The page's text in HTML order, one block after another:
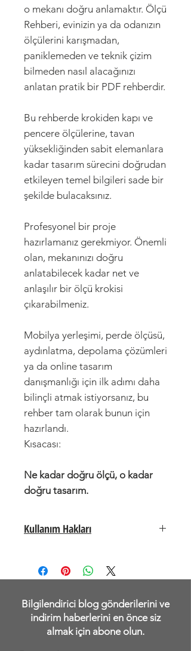
o mekanı doğru anlamaktır. Ölçü
Rehberi, evinizin ya da odanızın
ölçülerini karışmadan,
paniklemeden ve teknik çizim
bilmeden nasıl alacağınızı
anlatan pratik bir PDF rehberdir.
Bu rehberde krokiden kapı ve
pencere ölçülerine, tavan
yüksekliğinden sabit elemanlara
kadar tasarım sürecini doğrudan
etkileyen temel bilgileri sade bir
şekilde bulacaksınız.
Profesyonel bir proje
hazırlamanız gerekmiyor. Önemli
olan, mekanınızı doğru
anlatabilecek kadar net ve
anlaşılır bir ölçü krokisi
çıkarabilmeniz.
Mobilya yerleşimi, perde ölçüsü,
aydınlatma, depolama çözümleri
ya da online tasarım
danışmanlığı için ilk adımı daha
bilinçli atmak istiyorsanız, bu
rehber tam olarak bunun için
hazırlandı.
Kısacası:
Ne kadar doğru ölçü, o kadar
doğru tasarım.
Kullanım Hakları
kullanım lisansı ile sunulur. Satın alma
indirebilir, dilediğin zaman açıp okuyabilir
ve kendi evin için uygulayabilirsin.
Bu lisans, rehberin üçüncü kişilerle
Bilgilendirici blog gönderilerini ve
indirim haberlerini en önce siz
almak için abone olun.